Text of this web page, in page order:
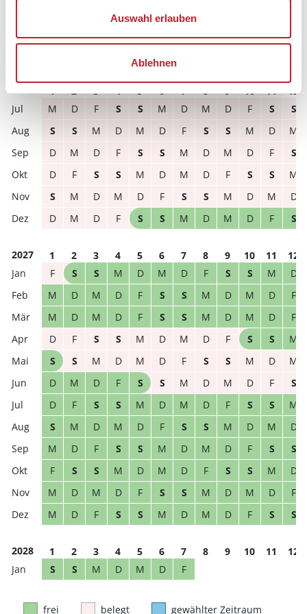
Auswahl erlauben
Ablehnen
1 2 3 4 5 6 7 8 9 10 11
12
M
D F S S M D M D F S
S
S
S M D M D F S S M D
M
D
M D F S S M D M D F
S
D
F S S M D M D F S S
M
S
M D M D F S S M D M
D
D
M D F S S M D M D F S
2027 1 2 3 4 5 6 7 8 9 10 11
12
F
S S M D M D F S S M
D
M
D M D F S S M D M D
F
M
D M D F S S M D M D
F
D
F S S M D M D F S S
M
S
S M D M D F S S M D
M
D
M D F S S M D M D F
S
D
F S S M D M D F S S
M
S
M D M D F S S M D M
D
M
D F S S M D M D F S
S
F
S S M D M D F S S M
D
M
D M D F S S M D M D
F
M
D F S S M D M D F S S
2028 1 2 3 4 5 6 7 8 9 10 11
12
S
S M D M D F
frei belegt gewählter Zeitraum